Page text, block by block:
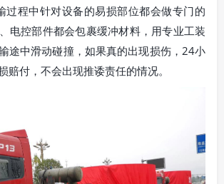
过程中针对设备的易损部位都会做专门的
电控部件都会包裹缓冲材料，用专业工装
途中滑动碰撞，如果真的出现损伤，24小
赔付，不会出现推诿责任的情况。